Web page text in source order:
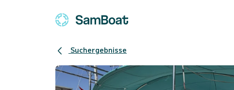
Suchergebnisse